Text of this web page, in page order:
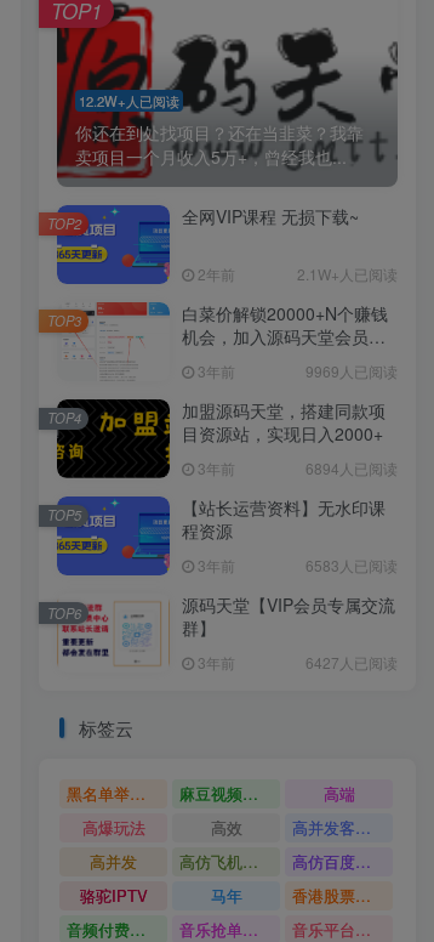
12.2W+人已阅读
你还在到处找项目？还在当韭菜？我靠
卖项目一个月收入5万+，曾经我也...
TOP1
全网VIP课程 无损下载~
2年前 2.1W+人已阅读
TOP2
白菜价解锁20000+N个赚钱
机会，加入源码天堂会员，
3年前 9969人已阅读
TOP3
加盟源码天堂，搭建同款项
目资源站，实现日入2000+
3年前 6894人已阅读
TOP4
【站长运营资料】无水印课
程资源
3年前 6583人已阅读
TOP5
源码天堂【VIP会员专属交流
群】
3年前 6427人已阅读
TOP6
标签云
黑名单举报系统源码 麻豆视频源码
高端
高爆玩法
高效
高并发客服系统
高并发
高仿飞机源码
高仿百度网盘UI
骆驼IPTV
马年
香港股票系统源码
音频付费订阅系统
音乐抢单系统
音乐平台源码